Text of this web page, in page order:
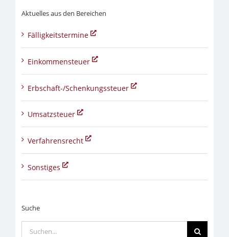
Aktuelles aus den Bereichen
Fälligkeitstermine
Einkommensteuer
Erbschaft-/Schenkungssteuer
Umsatzsteuer
Verfahrensrecht
Sonstiges
Suche
Suche